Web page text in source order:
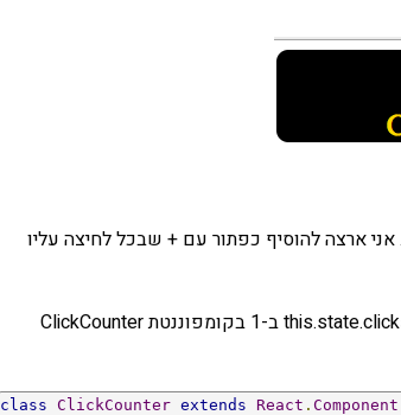
ארצה להוסיף כפתור עם + שבכל לחיצה עליו
הדבר הראשון שאני אוסיף הוא מתודה שתעלה את ה-this.state.clicksNumber ב-1 בקומפוננטת ClickCounter
class ClickCounter extends React .Component